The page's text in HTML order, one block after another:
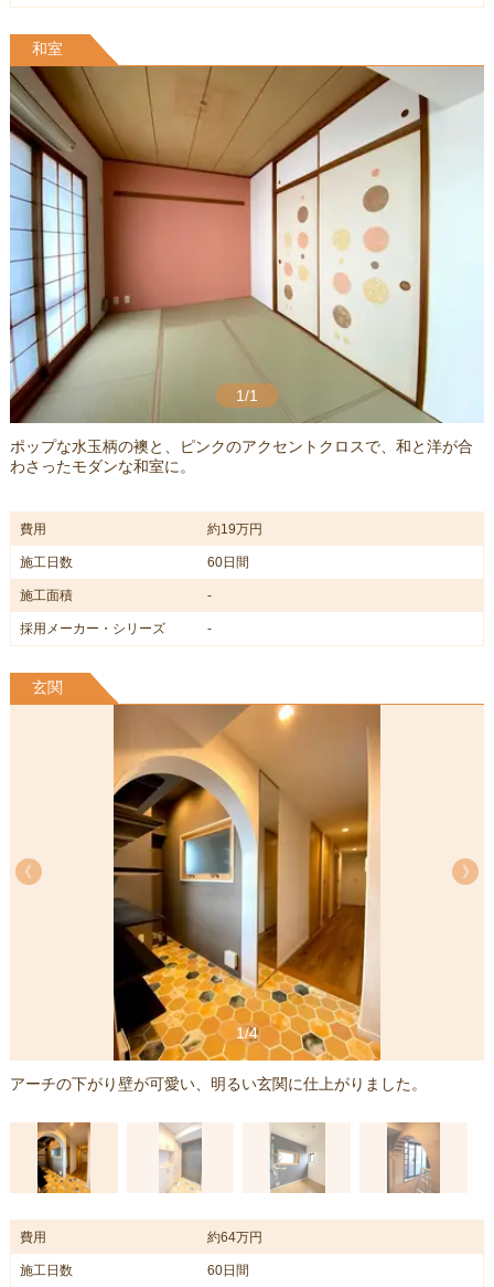
和室
1/1
ポップな水玉柄の襖と、ピンクのアクセントクロスで、和と洋が合
わさったモダンな和室に。
費用 約19万円
施工日数 60日間
施工面積 -
採用メーカー・シリーズ -
玄関
1/4
《
《
アーチの下がり壁が可愛い、明るい玄関に仕上がりました。
費用 約64万円
施工日数 60日間